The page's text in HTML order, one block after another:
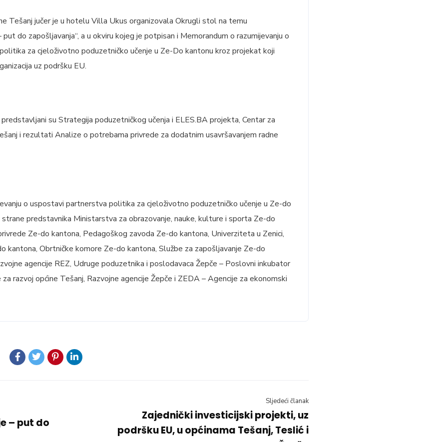
Tešanj jučer je u hotelu Villa Ukus organizovala Okrugli stol na temu
do zapošljavanja“, a u okviru kojeg je potpisan i Memorandum o razumijevanju o
za cjeloživotno poduzetničko učenje u Ze-Do kantonu kroz projekat koji
uz podršku EU.
su Strategija poduzetničkog učenja i ELES.BA projekta, Centar za
i rezultati Analize o potrebama privrede za dodatnim usavršavanjem radne
o uspostavi partnerstva politika za cjeloživotno poduzetničko učenje u Ze-do
predstavnika Ministarstva za obrazovanje, nauke, kulture i sporta Ze-do
Ze-do kantona, Pedagoškog zavoda Ze-do kantona, Univerziteta u Zenici,
kantona, Obrtničke komore Ze-do kantona, Službe za zapošljavanje Ze-do
agencije REZ, Udruge poduzetnika i poslodavaca Žepče – Poslovni inkubator
razvoj općine Tešanj, Razvojne agencije Žepče i ZEDA – Agencije za ekonomski
– put do
Sljedeći članak
Zajednički investicijski projekti, uz
podršku EU, u općinama Tešanj, Teslić i